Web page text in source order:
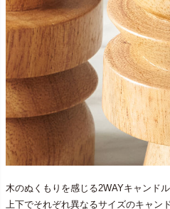
木のぬくもりを感じる2WAYキャンドル
上下でそれぞれ異なるサイズのキャン